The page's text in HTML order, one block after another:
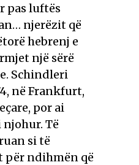
pas luftës
njerëzit që
hebrenj e
një sërë
Schindleri
në Frankfurt,
por ai
Të
si të
ndihmën që